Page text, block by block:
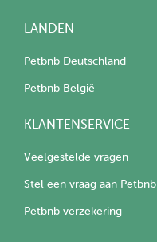
LANDEN
Petbnb Deutschland
Petbnb België
KLANTENSERVICE
Veelgestelde vragen
Stel een vraag aan Petbnb
Petbnb verzekering